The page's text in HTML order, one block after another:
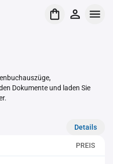
Dokumente und laden Sie
Details
PREIS